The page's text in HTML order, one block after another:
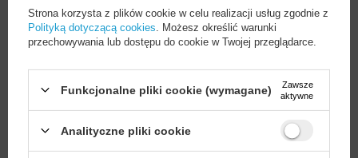
Seria 3mk SilverProtection+
Gwarancja Akcesoria GSM
Wysokość opakowania
towaru w cm
Strona korzysta z plików cookie w celu realizacji usług zgodnie z
Polityką dotyczącą cookies . Możesz określić warunki
przechowywania lub dostępu do cookie w Twojej przeglądarce.
Funkcjonalne pliki cookie (wymagane)
Zawsze
aktywne
Analityczne pliki cookie